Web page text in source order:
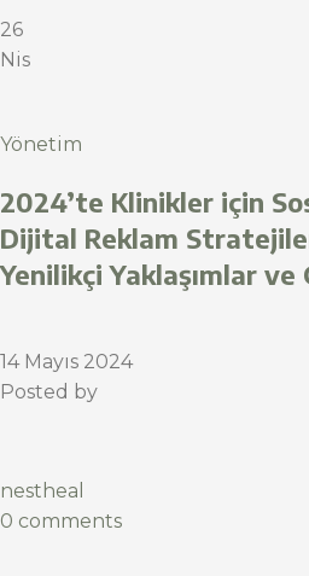
26
Nis
Yönetim
2024’te Klinikler için
Dijital Reklam
Yenilikçi Yaklaşımlar
14 Mayıs 2024
Posted by
nestheal
0 comments